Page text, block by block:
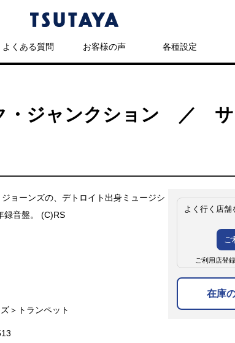
よくある質問 お客様の声 各種設定
・ジャンクション ／ サ
ョーンズの、デトロイト出身ミュージシ
録音盤。 (C)RS
＞トランペット
よく行く店舗
ご
ご利用店登
在庫